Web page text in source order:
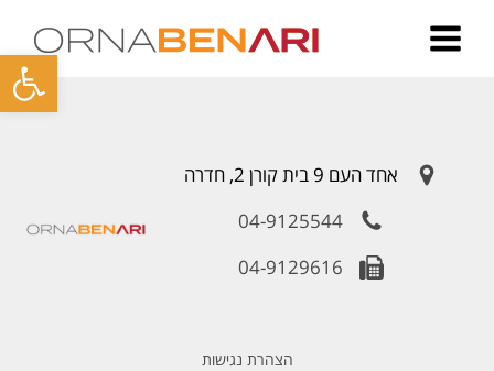
פתח
אחד העם 9 בית קורן 2, חדרה
04-9125544
04-9129616
הצהרת נגישות